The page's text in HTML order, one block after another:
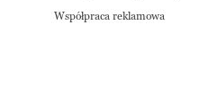
Współpraca reklamowa